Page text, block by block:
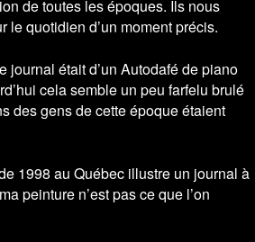
de toutes les époques. Ils nous
le quotidien d’un moment précis.
journal était d’un Autodafé de piano
cela semble un peu farfelu brulé
des gens de cette époque étaient
1998 au Québec illustre un journal à
peinture n’est pas ce que l’on